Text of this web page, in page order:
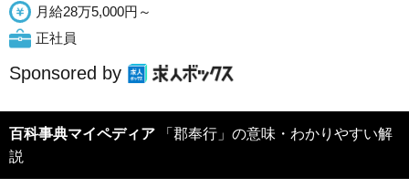
月給28万5,000円～
正社員
Sponsored by
百科事典マイペディア 「郡奉行」の意味・わかりやすい解
説